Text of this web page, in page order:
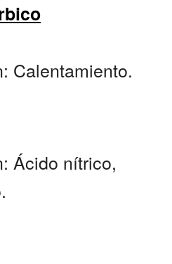
Calentamiento.
Ácido nítrico,